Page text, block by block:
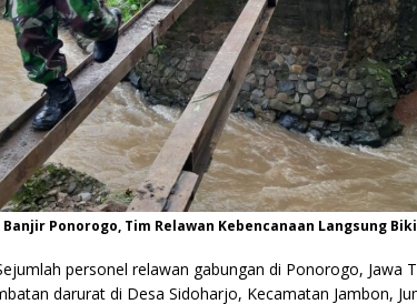
Ponorogo, Tim Relawan Kebencanaan Langsung
personel relawan gabungan di Ponorogo, Jawa
darurat di Desa Sidoharjo, Kecamatan Jambon,